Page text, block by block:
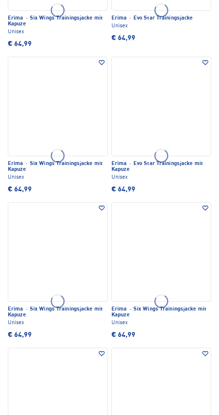
Erima · Six Wings Trainingsjacke mit
Kapuze
Unisex
€ 64,99
Erima · Evo Star Trainingsjacke
Unisex
€ 64,99
Erima · Six Wings Trainingsjacke mit
Kapuze
Unisex
€ 64,99
Erima · Evo Star Trainingsjacke mit
Kapuze
Unisex
€ 64,99
Erima · Six Wings Trainingsjacke mit
Kapuze
Unisex
€ 64,99
Erima · Six Wings Trainingsjacke mit
Kapuze
Unisex
€ 64,99